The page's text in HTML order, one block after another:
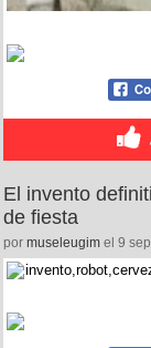
El invento
de fiesta
por museleugim el 9